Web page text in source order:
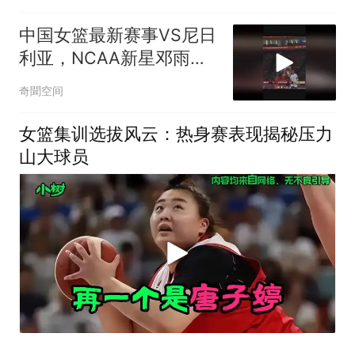
中国女篮最新赛事VS尼日
利亚，NCAA新星邓雨婷
迎来首秀！
奇聞空间
女篮集训选拔风云：热身赛表现揭秘压力
山大球员